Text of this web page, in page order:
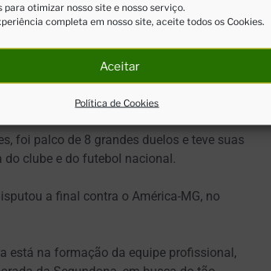
para otimizar nosso site e nosso serviço.
completa em nosso site, aceite todos os Cookies.
Aceitar
Política de Cookies
mas, com um jogador a menos após
do time carioca.
jogos da competição e foi palco de
ao vivo pelo SporTV.
foi palco de 8 grandes duelos e teve suas
do clube e do futebol nacional.
a final contra o América-MG, no
está na formação da equipe profissional,